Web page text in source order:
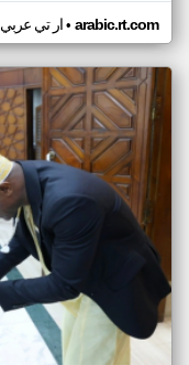
ار تي عربي• arabic.rt.com